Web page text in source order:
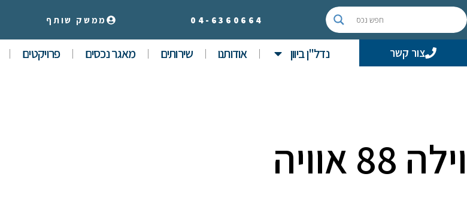
04- 6360664 ממשק שותף
צור קשר נדל"ן ביוון אודותנו שירותים מאגר נכסים פרויקטים
וילה 88 אוויה